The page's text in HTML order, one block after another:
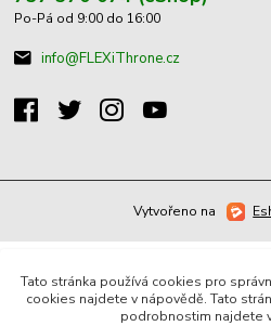
Po-Pá od 9:00 do 16:00
info@FLEXiThrone.cz
Vytvořeno na
Tato stránka používá cookies pro
cookies najdete v nápovědě. Tato
podrobnostim najdete